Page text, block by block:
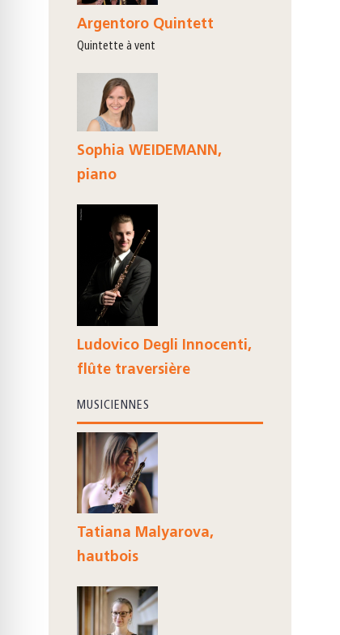
Argentoro Quintett
Quintette à vent
Sophia WEIDEMANN,
piano
Ludovico Degli Innocenti,
flûte traversière
MUSICIENNES
Tatiana Malyarova,
hautbois